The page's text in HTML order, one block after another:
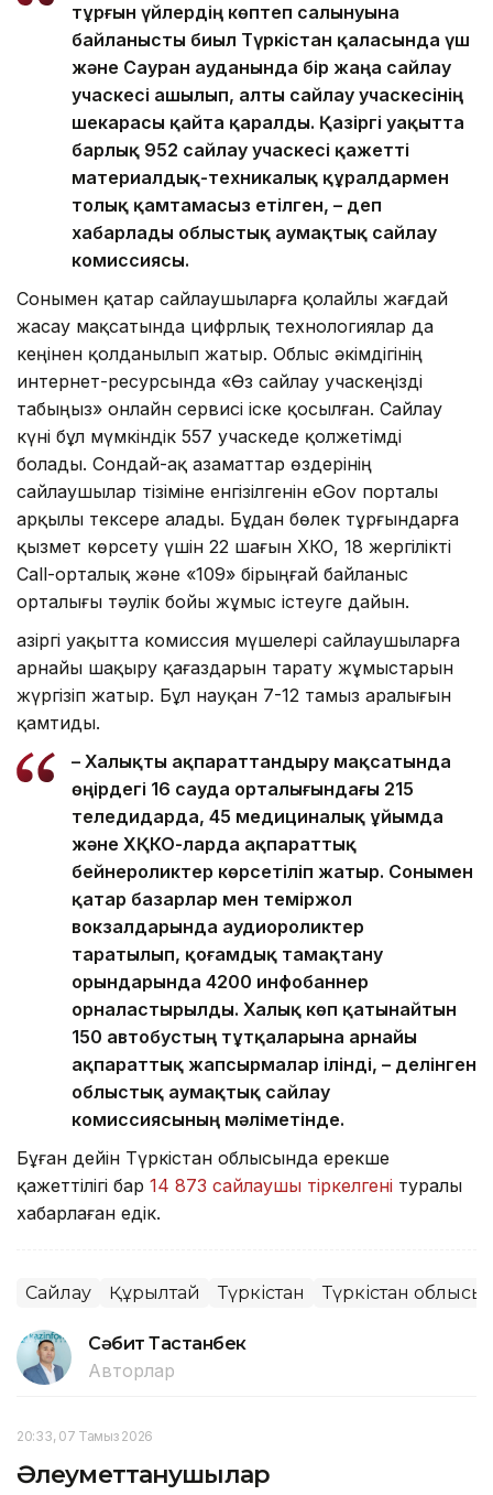
тұрғын үйлердің көптеп салынуына
байланысты биыл Түркістан қаласында үш
және Сауран ауданында бір жаңа сайлау
учаскесі ашылып, алты сайлау учаскесінің
шекарасы қайта қаралды. Қазіргі уақытта
барлық 952 сайлау учаскесі қажетті
материалдық-техникалық құралдармен
толық қамтамасыз етілген, – деп
хабарлады облыстық аумақтық сайлау
комиссиясы.
Сонымен қатар сайлаушыларға қолайлы жағдай
жасау мақсатында цифрлық технологиялар да
кеңінен қолданылып жатыр. Облыс әкімдігінің
интернет-ресурсында «Өз сайлау учаскеңізді
табыңыз» онлайн сервисі іске қосылған. Сайлау
күні бұл мүмкіндік 557 учаскеде қолжетімді
болады. Сондай-ақ азаматтар өздерінің
сайлаушылар тізіміне енгізілгенін eGov порталы
арқылы тексере алады. Бұдан бөлек тұрғындарға
қызмет көрсету үшін 22 шағын ХҚКО, 18 жергілікті
Call-орталық және «109» бірыңғай байланыс
орталығы тәулік бойы жұмыс істеуге дайын.
Қазіргі уақытта комиссия мүшелері сайлаушыларға
арнайы шақыру қағаздарын тарату жұмыстарын
жүргізіп жатыр. Бұл науқан 7-12 тамыз аралығын
қамтиды.
– Халықты ақпараттандыру мақсатында
өңірдегі 16 сауда орталығындағы 215
теледидарда, 45 медициналық ұйымда
және ХҚКО-ларда ақпараттық
бейнероликтер көрсетіліп жатыр. Сонымен
қатар базарлар мен теміржол
вокзалдарында аудиороликтер
таратылып, қоғамдық тамақтану
орындарында 4200 инфобаннер
орналастырылды. Халық көп қатынайтын
150 автобустың тұтқаларына арнайы
ақпараттық жапсырмалар ілінді, – делінген
облыстық аумақтық сайлау
комиссиясының мәліметінде.
Бұған дейін Түркістан облысында ерекше
қажеттілігі бар 14 873 сайлаушы тіркелгені туралы
хабарлаған едік.
Сайлау Құрылтай Түркістан Түркістан облысы
Сәбит Тастанбек
Авторлар
20:33, 07 Тамыз 2026
Әлеуметтанушылар